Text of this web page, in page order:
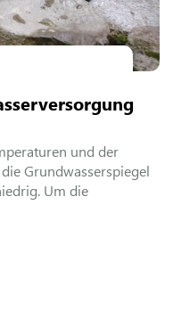
und der
Grundwasserspiegel
Um die